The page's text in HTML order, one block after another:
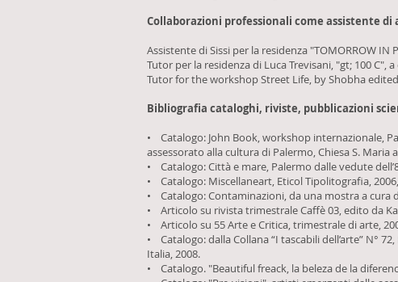
Collaborazioni professionali come assistente di
Assistente di Sissi per la residenza "TOMORROW
Tutor per la residenza di Luca Trevisani, "gt; 100 C",
Tutor for the workshop Street Life, by Shobha
Bibliografia cataloghi, riviste, pubblicazioni
• Catalogo: John Book, workshop internazionale,
assessorato alla cultura di Palermo, Chiesa S. Maria
• Catalogo: Città e mare, Palermo dalle vedute
• Catalogo: Miscellaneart, Eticol Tipolitografia,
• Catalogo: Contaminazioni, da una mostra a cura
• Articolo su rivista trimestrale Caffè 03, edito da
• Articolo su 55 Arte e Critica, trimestrale di arte,
• Catalogo: dalla Collana “I tascabili dell’arte” N°
Italia, 2008.
• Catalogo. "Beautiful freack, la beleza de la